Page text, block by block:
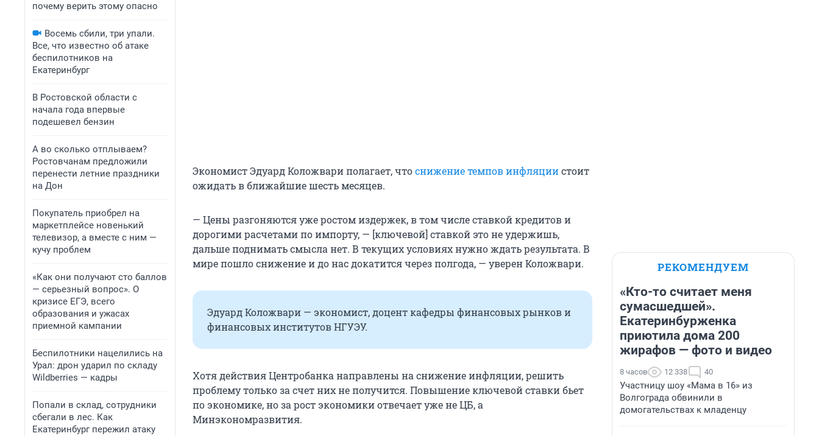
почему верить этому опасно
Восемь сбили, три упали.
Все, что известно об атаке
беспилотников на
Екатеринбург
В Ростовской области с
начала года впервые
подешевел бензин
А во сколько отплываем?
Ростовчанам предложили
перенести летние праздники
на Дон
Покупатель приобрел на
маркетплейсе новенький
телевизор, а вместе с ним —
кучу проблем
«Как они получают сто баллов
— серьезный вопрос». О
кризисе ЕГЭ, всего
образования и ужасах
приемной кампании
Беспилотники нацелились на
Урал: дрон ударил по складу
Wildberries — кадры
Попали в склад, сотрудники
сбегали в лес. Как
Екатеринбург пережил атаку
Экономист Эдуард Коложвари полагает, чтоснижение темпов инфляциистоит
ожидать в ближайшие шесть месяцев.
— Цены разгоняются уже ростом издержек, в том числе ставкой кредитов и
дорогими расчетами по импорту, — [ключевой] ставкой это не удержишь,
дальше поднимать смысла нет. В текущих условиях нужно ждать результата. В
мире пошло снижение и до нас докатится через полгода, — уверен Коложвари.
Эдуард Коложвари — экономист, доцент кафедры финансовых рынков и
финансовых институтов НГУЭУ.
Хотя действия Центробанка направлены на снижение инфляции, решить
проблему только за счет них не получится. Повышение ключевой ставки бьет
по экономике, но за рост экономики отвечает уже не ЦБ, а
Минэкономразвития.
РЕКОМЕНДУЕМ
«Кто-то считает меня
сумасшедшей».
Екатеринбурженка
приютила дома 200
жирафов — фото и видео
8 часов 12 338 40
Участницу шоу «Мама в 16» из
Волгограда обвинили в
домогательствах к младенцу